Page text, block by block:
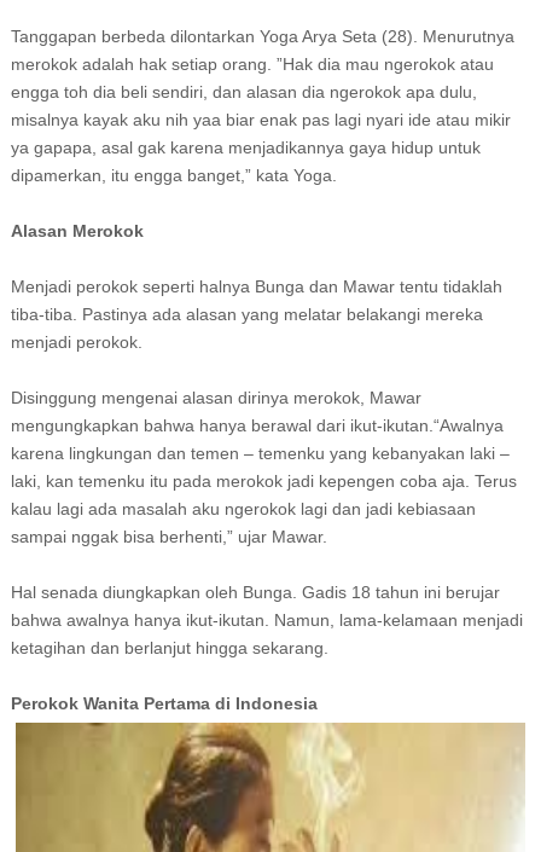
Tanggapan berbeda dilontarkan Yoga Arya Seta (28). Menurutnya
merokok adalah hak setiap orang. ”Hak dia mau ngerokok atau
engga toh dia beli sendiri, dan alasan dia ngerokok apa dulu,
misalnya kayak aku nih yaa biar enak pas lagi nyari ide atau mikir
ya gapapa, asal gak karena menjadikannya gaya hidup untuk
dipamerkan, itu engga banget,” kata Yoga.
Alasan Merokok
Menjadi perokok seperti halnya Bunga dan Mawar tentu tidaklah
tiba-tiba. Pastinya ada alasan yang melatar belakangi mereka
menjadi perokok.
Disinggung mengenai alasan dirinya merokok, Mawar
mengungkapkan bahwa hanya berawal dari ikut-ikutan.“Awalnya
karena lingkungan dan temen – temenku yang kebanyakan laki –
laki, kan temenku itu pada merokok jadi kepengen coba aja. Terus
kalau lagi ada masalah aku ngerokok lagi dan jadi kebiasaan
sampai nggak bisa berhenti,” ujar Mawar.
Hal senada diungkapkan oleh Bunga. Gadis 18 tahun ini berujar
bahwa awalnya hanya ikut-ikutan. Namun, lama-kelamaan menjadi
ketagihan dan berlanjut hingga sekarang.
Perokok Wanita Pertama di Indonesia